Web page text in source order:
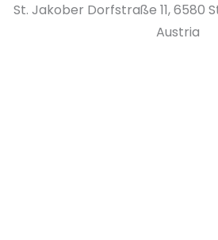
St. Jakober Dorfstraße 11, 6580
Austria